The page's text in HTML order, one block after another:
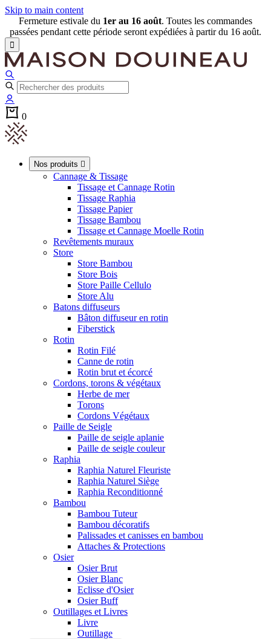
Skip to main content
Fermeture estivale du 1er au 16 août. Toutes les commandes
passées pendant cette période seront expédiées à partir du 16 août.

0
Nos produits 
Cannage & Tissage
Tissage et Cannage Rotin
Tissage Raphia
Tissage Papier
Tissage Bambou
Tissage et Cannage Moelle Rotin
Revêtements muraux
Store
Store Bambou
Store Bois
Store Paille Cellulo
Store Alu
Batons diffuseurs
Bâton diffuseur en rotin
Fiberstick
Rotin
Rotin Filé
Canne de rotin
Rotin brut et écorcé
Cordons, torons & végétaux
Herbe de mer
Torons
Cordons Végétaux
Paille de Seigle
Paille de seigle aplanie
Paille de seigle couleur
Raphia
Raphia Naturel Fleuriste
Raphia Naturel Siège
Raphia Reconditionné
Bambou
Bambou Tuteur
Bambou décoratifs
Palissades et canisses en bambou
Attaches & Protections
Osier
Osier Brut
Osier Blanc
Eclisse d'Osier
Osier Buff
Outillages et Livres
Livre
Outillage